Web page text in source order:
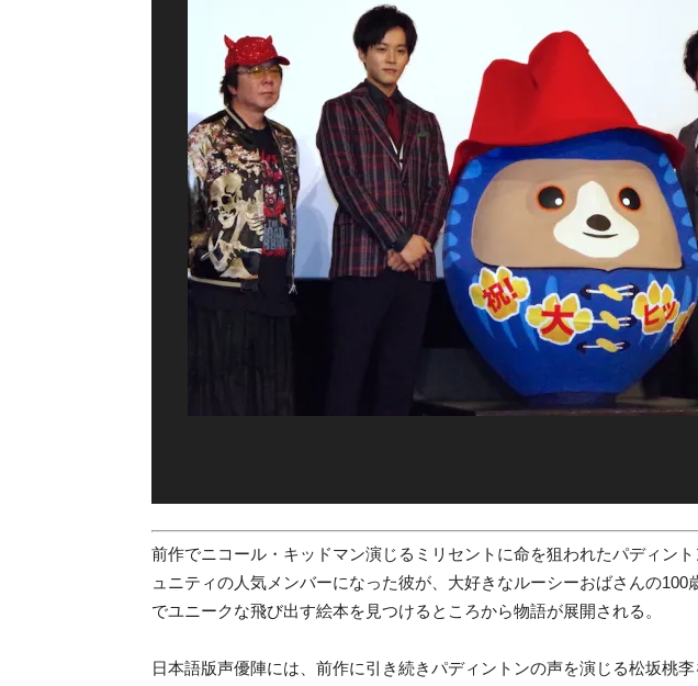
前作でニコール・キッドマン演じるミリセントに命を狙われたパディン
ュニティの人気メンバーになった彼が、大好きなルーシーおばさんの100
でユニークな飛び出す絵本を見つけるところから物語が展開される。
日本語版声優陣には、前作に引き続きパディントンの声を演じる松坂桃